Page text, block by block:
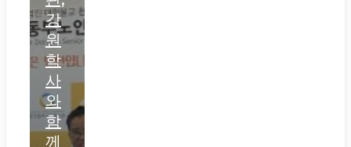
강
원
학
사
와
함
께